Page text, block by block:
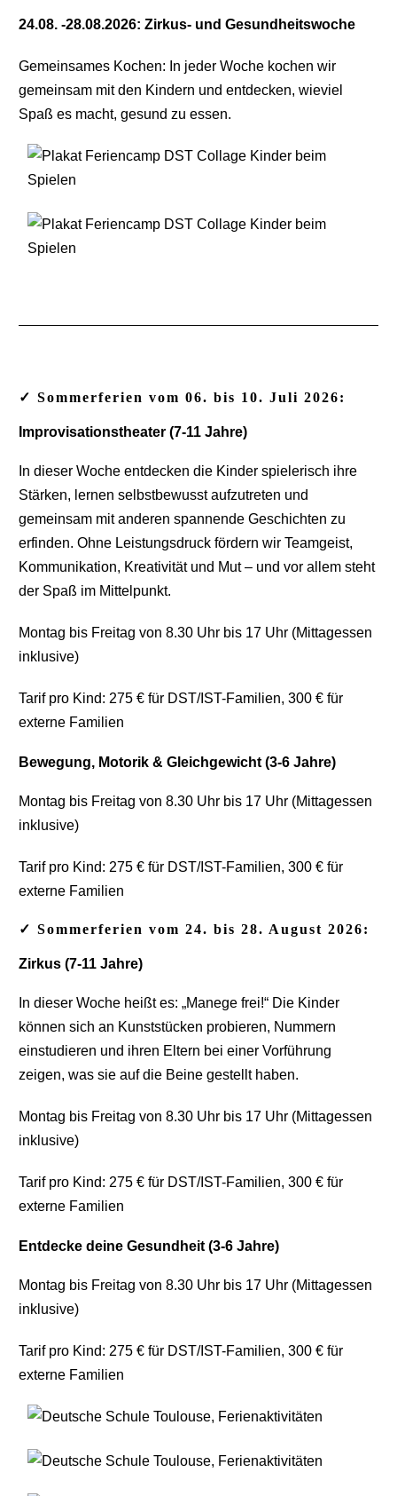
24.08. -28.08.2026: Zirkus- und Gesundheitswoche
Gemeinsames Kochen: In jeder Woche kochen wir
gemeinsam mit den Kindern und entdecken, wieviel
Spaß es macht, gesund zu essen.
✓ Sommerferien vom 06. bis 10. Juli 2026:
Improvisationstheater (7-11 Jahre)
In dieser Woche entdecken die Kinder spielerisch ihre
Stärken, lernen selbstbewusst aufzutreten und
gemeinsam mit anderen spannende Geschichten zu
erfinden. Ohne Leistungsdruck fördern wir Teamgeist,
Kommunikation, Kreativität und Mut – und vor allem steht
der Spaß im Mittelpunkt.
Montag bis Freitag von 8.30 Uhr bis 17 Uhr (Mittagessen
inklusive)
Tarif pro Kind: 275 € für DST/IST-Familien, 300 € für
externe Familien
Bewegung, Motorik & Gleichgewicht (3-6 Jahre)
Montag bis Freitag von 8.30 Uhr bis 17 Uhr (Mittagessen
inklusive)
Tarif pro Kind: 275 € für DST/IST-Familien, 300 € für
externe Familien
✓ Sommerferien vom 24. bis 28. August 2026:
Zirkus (7-11 Jahre)
In dieser Woche heißt es: „Manege frei!“ Die Kinder
können sich an Kunststücken probieren, Nummern
einstudieren und ihren Eltern bei einer Vorführung
zeigen, was sie auf die Beine gestellt haben.
Montag bis Freitag von 8.30 Uhr bis 17 Uhr (Mittagessen
inklusive)
Tarif pro Kind: 275 € für DST/IST-Familien, 300 € für
externe Familien
Entdecke deine Gesundheit (3-6 Jahre)
Montag bis Freitag von 8.30 Uhr bis 17 Uhr (Mittagessen
inklusive)
Tarif pro Kind: 275 € für DST/IST-Familien, 300 € für
externe Familien